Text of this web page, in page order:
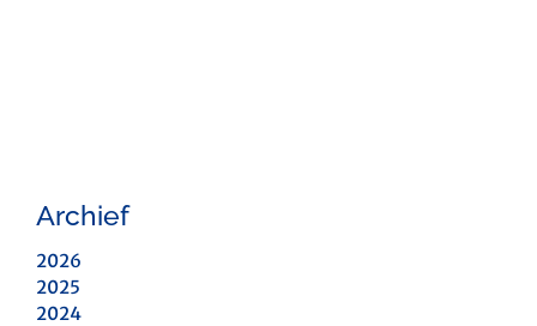
Archief
2026
2025
2024